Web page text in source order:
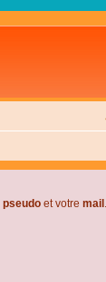
pseudo et votre mail